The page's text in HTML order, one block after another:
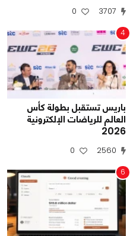
3707
0
4
باريس تستقبل بطولة كأس
العالم للرياضات الإلكترونية
2026
2560
0
6